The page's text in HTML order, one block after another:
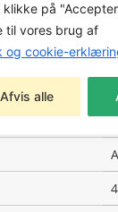
på
til vores brug af
og cookie-
Afvis alle